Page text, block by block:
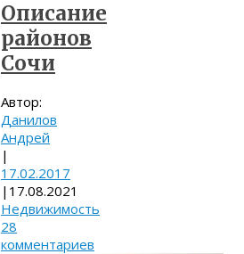
Описание
районов
Сочи
Автор:
Данилов
Андрей
|
17.02.2017
| 17.08.2021
Недвижимость
28
комментариев